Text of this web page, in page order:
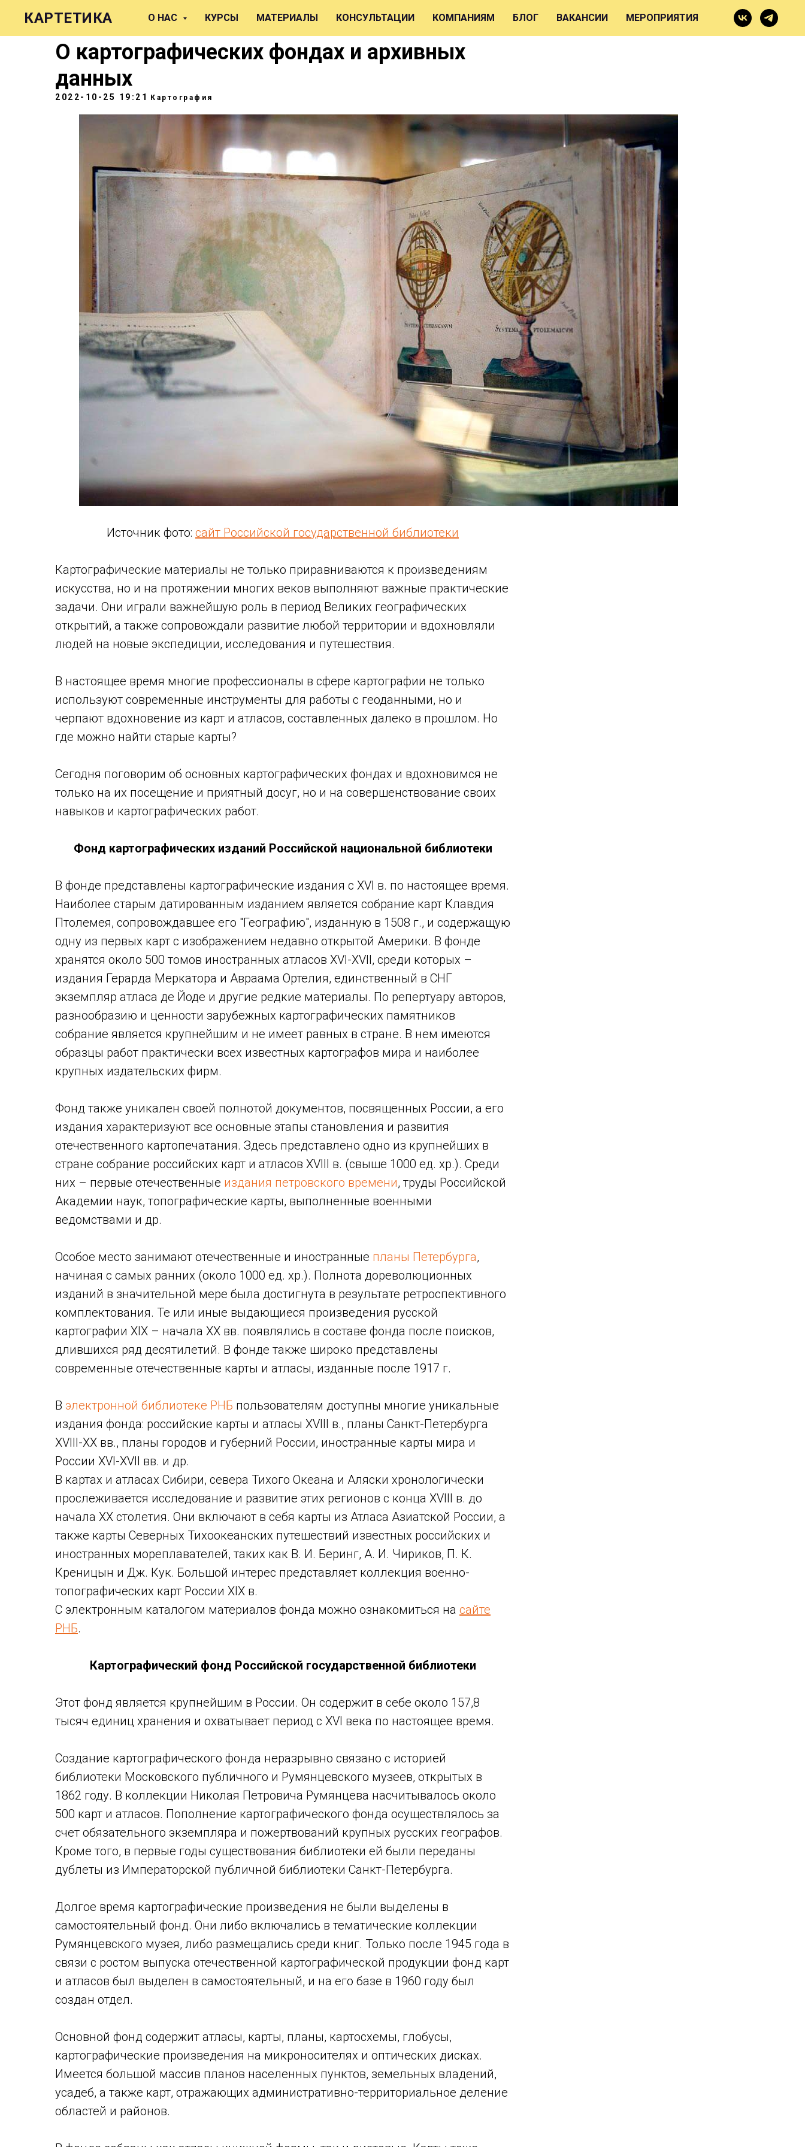
КАРТЕТИКА О НАС КУРСЫ МАТЕРИАЛЫ КОНСУЛЬТАЦИИ КОМПАНИЯМ БЛОГ ВАКАНСИИ МЕРОПРИЯТИЯ
О картографических фондах и архивных
данных
2022-10-25 19:21 Картография
Источник фото: сайт Российской государственной библиотеки
Картографические материалы не только приравниваются к произведениям
искусства, но и на протяжении многих веков выполняют важные практические
задачи. Они играли важнейшую роль в период Великих географических
открытий, а также сопровождали развитие любой территории и вдохновляли
людей на новые экспедиции, исследования и путешествия.
В настоящее время многие профессионалы в сфере картографии не только
используют современные инструменты для работы с геоданными, но и
черпают вдохновение из карт и атласов, составленных далеко в прошлом. Но
где можно найти старые карты?
Сегодня поговорим об основных картографических фондах и вдохновимся не
только на их посещение и приятный досуг, но и на совершенствование своих
навыков и картографических работ.
Фонд картографических изданий Российской национальной библиотеки
В фонде представлены картографические издания с XVI в. по настоящее время.
Наиболее старым датированным изданием является собрание карт Клавдия
Птолемея, сопровождавшее его "Географию", изданную в 1508 г., и содержащую
одну из первых карт с изображением недавно открытой Америки. В фонде
хранятся около 500 томов иностранных атласов XVI-XVII, среди которых –
издания Герарда Меркатора и Авраама Ортелия, единственный в СНГ
экземпляр атласа де Йоде и другие редкие материалы. По репертуару авторов,
разнообразию и ценности зарубежных картографических памятников
собрание является крупнейшим и не имеет равных в стране. В нем имеются
образцы работ практически всех известных картографов мира и наиболее
крупных издательских фирм.
Фонд также уникален своей полнотой документов, посвященных России, а его
издания характеризуют все основные этапы становления и развития
отечественного картопечатания. Здесь представлено одно из крупнейших в
стране собрание российских карт и атласов XVIII в. (свыше 1000 ед. хр.). Среди
них – первые отечественные издания петровского времени, труды Российской
Академии наук, топографические карты, выполненные военными
ведомствами и др.
Особое место занимают отечественные и иностранные планы Петербурга,
начиная с самых ранних (около 1000 ед. хр.). Полнота дореволюционных
изданий в значительной мере была достигнута в результате ретроспективного
комплектования. Те или иные выдающиеся произведения русской
картографии XIX – начала ХХ вв. появлялись в составе фонда после поисков,
длившихся ряд десятилетий. В фонде также широко представлены
современные отечественные карты и атласы, изданные после 1917 г.
В электронной библиотеке РНБ пользователям доступны многие уникальные
издания фонда: российские карты и атласы XVIII в., планы Санкт-Петербурга
XVIII-XX вв., планы городов и губерний России, иностранные карты мира и
России XVI-XVII вв. и др.
В картах и атласах Сибири, севера Тихого Океана и Аляски хронологически
прослеживается исследование и развитие этих регионов с конца ХVIII в. до
начала ХХ столетия. Они включают в себя карты из Атласа Азиатской России, а
также карты Северных Тихоокеанских путешествий известных российских и
иностранных мореплавателей, таких как В. И. Беринг, А. И. Чириков, П. К.
Креницын и Дж. Кук. Большой интерес представляет коллекция военно-
топографических карт России XIX в.
С электронным каталогом материалов фонда можно ознакомиться на сайте
РНБ.
Картографический фонд Российской государственной библиотеки
Этот фонд является крупнейшим в России. Он содержит в себе около 157,8
тысяч единиц хранения и охватывает период с XVI века по настоящее время.
Создание картографического фонда неразрывно связано с историей
библиотеки Московского публичного и Румянцевского музеев, открытых в
1862 году. В коллекции Николая Петровича Румянцева насчитывалось около
500 карт и атласов. Пополнение картографического фонда осуществлялось за
счет обязательного экземпляра и пожертвований крупных русских географов.
Кроме того, в первые годы существования библиотеки ей были переданы
дублеты из Императорской публичной библиотеки Санкт-Петербурга.
Долгое время картографические произведения не были выделены в
самостоятельный фонд. Они либо включались в тематические коллекции
Румянцевского музея, либо размещались среди книг. Только после 1945 года в
связи с ростом выпуска отечественной картографической продукции фонд карт
и атласов был выделен в самостоятельный, и на его базе в 1960 году был
создан отдел.
Основной фонд содержит атласы, карты, планы, картосхемы, глобусы,
картографические произведения на микроносителях и оптических дисках.
Имеется большой массив планов населенных пунктов, земельных владений,
усадеб, а также карт, отражающих административно-территориальное деление
областей и районов.